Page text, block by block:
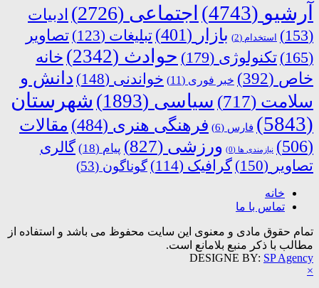
آرشیو (4743) اجتماعی (2726)
ادبیات
(153)
استخدام (2) بازار (401) تبلیغات (123)
تصاویر
(165)
تکنولوژی (179) حوادث (2342)
خانه
خاص (392) خبر فوری (11) خواندنی (148)
دانش و
سلامت (717) سیاسی (1893)
شهرستان
(5843)
فارس (6) فرهنگی هنری (484)
مقالات
(506)
نیازمندی ها (0) ورزشی (827) پیام (18)
گالری
تصاویر (150) گرافیک (114) گوناگون (53)
خانه
تماس با ما
تمام حقوق مادی و معنوی این سایت محفوظ می باشد و استفاده از
مطالب با ذکر منبع بلامانع است.
DESIGNE BY: SP Agency
×